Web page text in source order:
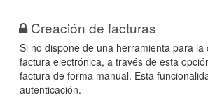
Creación de facturas
Si no dispone de una herramienta para la
factura electrónica, a través de esta
factura de forma manual. Esta
autenticación.